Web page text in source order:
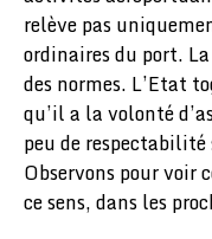
relève pas
ordinaires du port.
des normes. L’Etat
qu’il a la volonté
peu de
Observons pour voir
ce sens, dans les